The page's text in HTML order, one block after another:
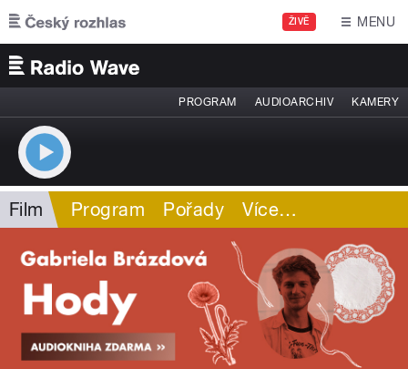
Přejít k hlavnímu obsahu
ŽIVĚ MENU
PROGRAM AUDIOARCHIV KAMERY
Film Program Pořady Více…